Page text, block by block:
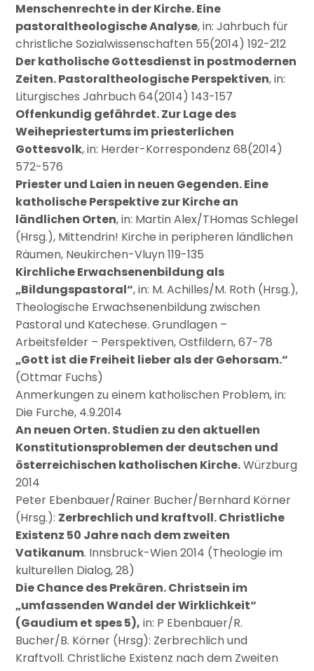
Menschenrechte in der Kirche. Eine
pastoraltheologische Analyse, in: Jahrbuch für
christliche Sozialwissenschaften 55(2014) 192-212
Der katholische Gottesdienst in postmodernen
Zeiten. Pastoraltheologische Perspektiven, in:
Liturgisches Jahrbuch 64(2014) 143-157
Offenkundig gefährdet. Zur Lage des
Weihepriestertums im priesterlichen
Gottesvolk, in: Herder-Korrespondenz 68(2014)
572-576
Priester und Laien in neuen Gegenden. Eine
katholische Perspektive zur Kirche an
ländlichen Orten, in: Martin Alex/THomas Schlegel
(Hrsg.), Mittendrin! Kirche in peripheren ländlichen
Räumen, Neukirchen-Vluyn 119-135
Kirchliche Erwachsenenbildung als
„Bildungspastoral“, in: M. Achilles/M. Roth (Hrsg.),
Theologische Erwachsenenbildung zwischen
Pastoral und Katechese. Grundlagen –
Arbeitsfelder – Perspektiven, Ostfildern, 67-78
„Gott ist die Freiheit lieber als der Gehorsam.“
(Ottmar Fuchs)
Anmerkungen zu einem katholischen Problem, in:
Die Furche, 4.9.2014
An neuen Orten. Studien zu den aktuellen
Konstitutionsproblemen der deutschen und
österreichischen katholischen Kirche.Würzburg
2014
Peter Ebenbauer/Rainer Bucher/Bernhard Körner
(Hrsg.): Zerbrechlich und kraftvoll. Christliche
Existenz 50 Jahre nach dem zweiten
Vatikanum. Innsbruck-Wien 2014 (Theologie im
kulturellen Dialog, 28)
Die Chance des Prekären. Christsein im
„umfassenden Wandel der Wirklichkeit“
(Gaudium et spes 5), in: P Ebenbauer/R.
Bucher/B. Körner (Hrsg): Zerbrechlich und
Kraftvoll. Christliche Existenz nach dem Zweiten